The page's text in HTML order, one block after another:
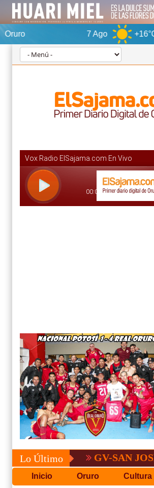
+16°C
Lo ÚltimoGV-SAN JOSÉ, NO
Inicio Oruro Cultura